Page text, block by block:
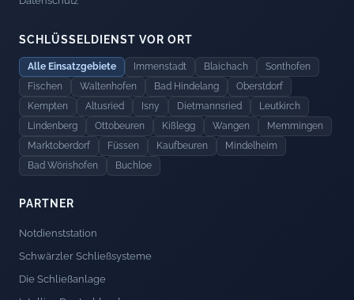
SCHLÜSSELDIENST VOR ORT
Alle Einsatzgebiete Immenstadt Blaichach
Sonthofen
Fischen
Waltenhofen Bad Hindelang
Oberstdorf
Kempten
Altusried Isny Dietmannsried
Leutkirch
Lindenberg
Ottobeuren Kißlegg Wangen
Memmingen
Marktoberdorf
Füssen Kaufbeuren
Mindelheim
Bad Wörishofen
Buchloe
PARTNER
Notdienststation
Schwärzler Schließsysteme
Die Schließanlage